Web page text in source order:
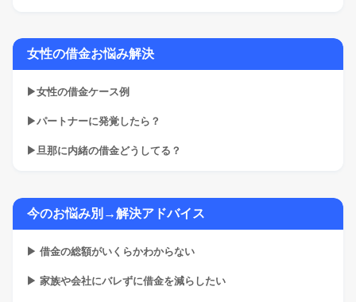
女性の借金お悩み解決
▶女性の借金ケース例
▶パートナーに発覚したら？
▶旦那に内緒の借金どうしてる？
今のお悩み別→解決アドバイス
▶ 借金の総額がいくらかわからない
▶ 家族や会社にバレずに借金を減らしたい